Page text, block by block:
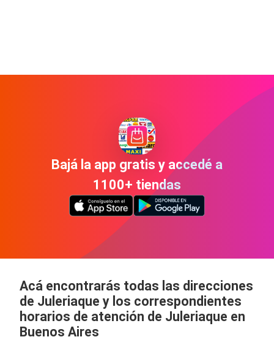
Bajá la app gratis y accedé a
1100+ tiendas
Acá encontrarás todas las direcciones
de Juleriaque y los correspondientes
horarios de atención de Juleriaque en
Buenos Aires